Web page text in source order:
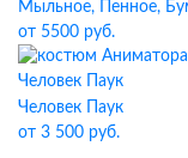
Мыльное, Пенное,
от 5500 руб.
Человек Паук
от 3 500 руб.